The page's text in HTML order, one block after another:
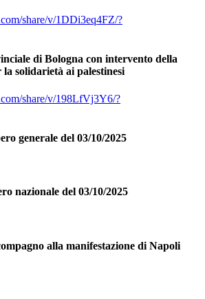
share/v/1DDi3eq4FZ/?
di Bologna con intervento della
solidarietà ai palestinesi
share/v/198LfVj3Y6/?
generale del 03/10/2025
nazionale del 03/10/2025
alla manifestazione di Napoli